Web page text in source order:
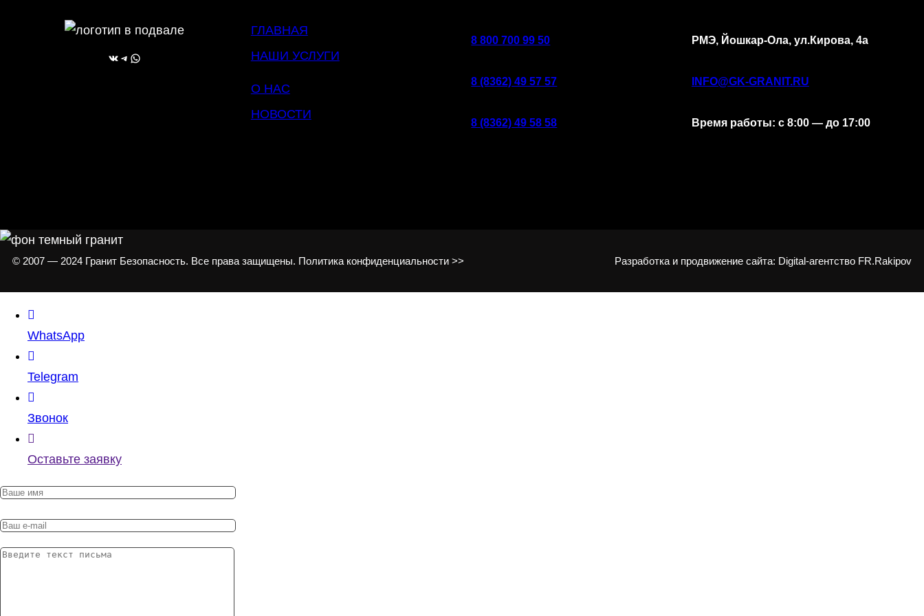
ВКонтакте Telegram WhatsApp
ГЛАВНАЯ
НАШИ УСЛУГИ
О НАС
НОВОСТИ
8 800 700 99 50
8 (8362) 49 57 57
8 (8362) 49 58 58
РМЭ, Йошкар-Ола, ул.Кирова, 4а
INFO@GK-GRANIT.RU
Время работы: с 8:00 — до 17:00
© 2007 — 2024 Гранит Безопасность. Все права защищены. Политика конфиденциальности >> Разработка и продвижение сайта: Digital-агентство FR.Rakipov
WhatsApp
Telegram
Звонок
Оставьте заявку